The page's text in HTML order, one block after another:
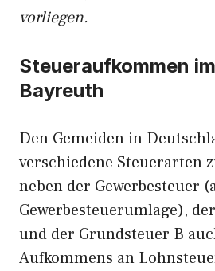
vorliegen.
Steueraufkommen
Bayreuth
Den Gemeiden in
verschiedene Steuerarten
neben der Gewerbesteuer
Gewerbesteuerumlage),
und der Grundsteuer B
Aufkommens an